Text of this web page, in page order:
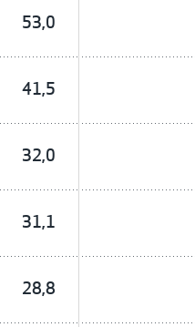
53,0
41,5
32,0
31,1
28,8